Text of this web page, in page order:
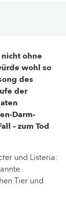
ohne
wohl so
des
der
Darm-
– zum Tod
und Listeria:
Tier und